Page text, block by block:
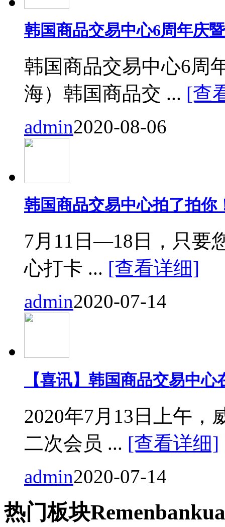
韩国商品交易中心6周年庆
韩国商品交易中心6周
海）韩国商品交 ... [查
admin2020-08-06
韩国商品交易中心拍了拍你
7月11日—18日，只要
心打卡 ... [查看详细]
admin2020-07-14
【喜讯】韩国商品交易中
2020年7月13日上午，
二次会员 ... [查看详细]
admin2020-07-14
热门板块Remen